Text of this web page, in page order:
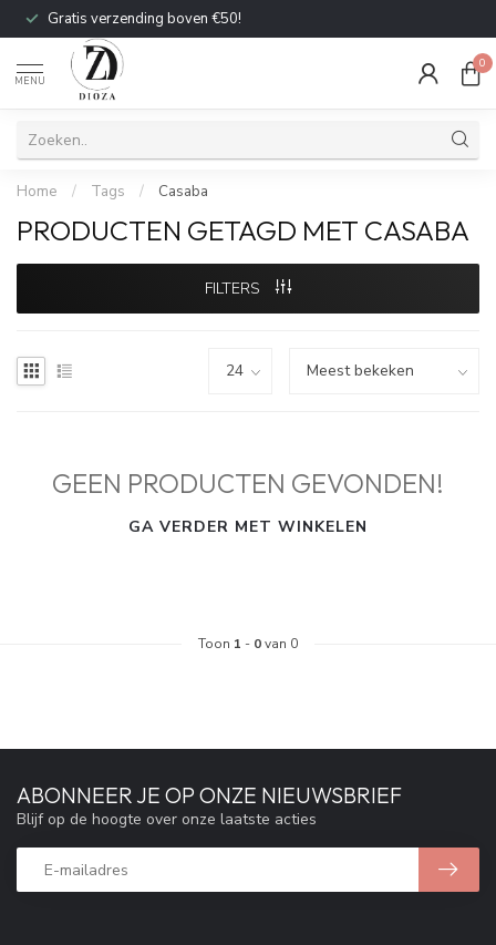
Gratis verzending boven €50!
MENU
0
Home / Tags / Casaba
PRODUCTEN GETAGD MET CASABA
FILTERS
GEEN PRODUCTEN GEVONDEN!
GA VERDER MET WINKELEN
Toon 1 - 0van 0
ABONNEER JE OP ONZE NIEUWSBRIEF
Blijf op de hoogte over onze laatste acties